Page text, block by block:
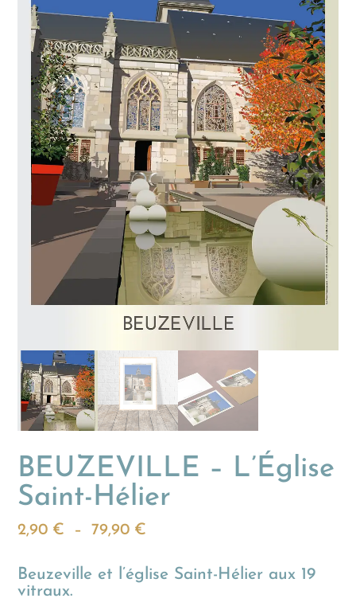
BEUZEVILLE – L’Église
Saint-Hélier
2,90 € – 79,90 €
prix :
Beuzeville et l’église Saint-Hélier aux 19
vitraux.